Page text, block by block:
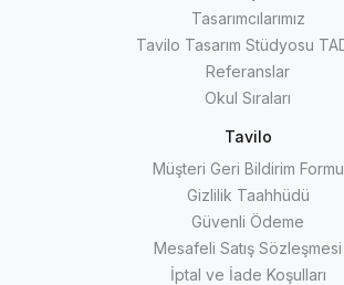
Tasarımcılarımız
Tavilo Tasarım Stüdyosu
Referanslar
Okul Sıraları
Tavilo
Müşteri Geri Bildirim Formu
Gizlilik Taahhüdü
Güvenli Ödeme
Mesafeli Satış Sözleşmesi
İptal ve İade Koşulları